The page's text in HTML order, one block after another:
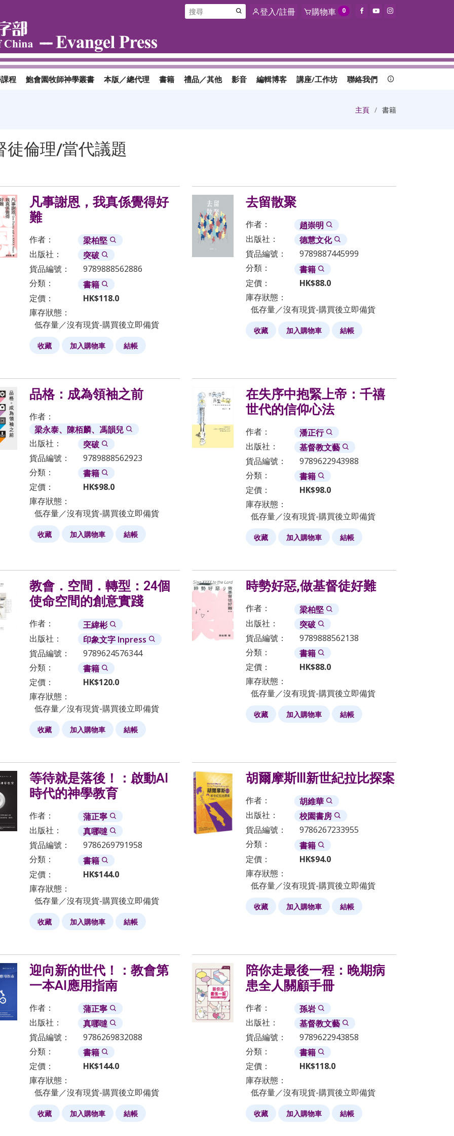
登入/註冊 購物車 0
程 鮑會園牧師神學叢書 本版／總代理 書籍 禮品／其他 影音 編輯博客 講座/工作坊 聯絡我們
主頁 書籍
徒倫理/當代議題
凡事謝恩，我真係覺得好
難
作者：
梁柏堅
出版社：
突破
貨品編號：
9789888562886
分類：
書籍
定價：
HK$118.0
庫存狀態：
低存量／沒有現貨-購買後立即備貨
收藏 加入購物車 結帳
去留散聚
作者：
趙崇明
出版社：
德慧文化
貨品編號：
9789887445999
分類：
書籍
定價：
HK$88.0
庫存狀態：
低存量／沒有現貨-購買後立即備貨
收藏 加入購物車 結帳
品格：成為領袖之前
作者：
梁永泰、陳栢麟、馮韻兒
出版社：
突破
貨品編號：
9789888562923
分類：
書籍
定價：
HK$98.0
庫存狀態：
低存量／沒有現貨-購買後立即備貨
收藏 加入購物車 結帳
在失序中抱緊上帝：千禧
世代的信仰心法
作者：
潘正行
出版社：
基督教文藝
貨品編號：
9789622943988
分類：
書籍
定價：
HK$98.0
庫存狀態：
低存量／沒有現貨-購買後立即備貨
收藏 加入購物車 結帳
教會．空間．轉型：24個
使命空間的創意實踐
作者：
王緯彬
出版社：
印象文字 Inpress
貨品編號：
9789624576344
分類：
書籍
定價：
HK$120.0
庫存狀態：
低存量／沒有現貨-購買後立即備貨
收藏 加入購物車 結帳
時勢好惡,做基督徒好難
作者：
梁柏堅
出版社：
突破
貨品編號：
9789888562138
分類：
書籍
定價：
HK$88.0
庫存狀態：
低存量／沒有現貨-購買後立即備貨
收藏 加入購物車 結帳
等待就是落後！：啟動AI
時代的神學教育
作者：
蒲正寧
出版社：
真哪噠
貨品編號：
9786269791958
分類：
書籍
定價：
HK$144.0
庫存狀態：
低存量／沒有現貨-購買後立即備貨
收藏 加入購物車 結帳
胡爾摩斯Ⅲ新世紀拉比探案
作者：
胡維華
出版社：
校園書房
貨品編號：
9786267233955
分類：
書籍
定價：
HK$94.0
庫存狀態：
低存量／沒有現貨-購買後立即備貨
收藏 加入購物車 結帳
迎向新的世代！：教會第
一本AI應用指南
作者：
蒲正寧
出版社：
真哪噠
貨品編號：
9786269832088
分類：
書籍
定價：
HK$144.0
庫存狀態：
低存量／沒有現貨-購買後立即備貨
收藏 加入購物車 結帳
陪你走最後一程：晚期病
患全人關顧手冊
作者：
孫岩
出版社：
基督教文藝
貨品編號：
9789622943858
分類：
書籍
定價：
HK$118.0
庫存狀態：
低存量／沒有現貨-購買後立即備貨
收藏 加入購物車 結帳